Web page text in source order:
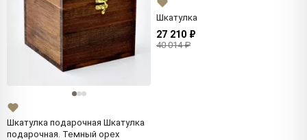
Шкатулка подарочная Шкатулка
подарочная. Темный орех
Шкатулка
27 210 ₽
40 014 ₽